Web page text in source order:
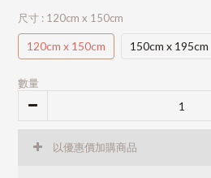
尺寸 : 120cm x 150cm
120cm x 150cm 150cm x 195cm
數量
以優惠價加購商品